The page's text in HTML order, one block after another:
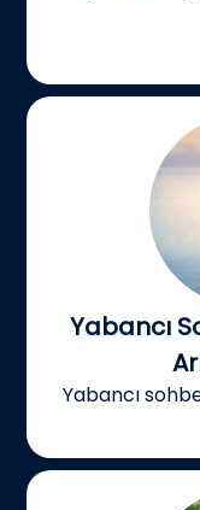
Yabancı
Yabancı